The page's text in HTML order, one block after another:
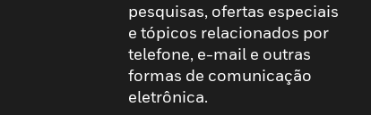
pesquisas, ofertas especiais
e tópicos relacionados por
telefone, e-mail e outras
formas de comunicação
eletrônica.